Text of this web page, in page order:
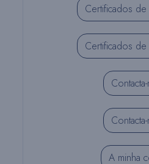
Certificados
Certificados
A minha